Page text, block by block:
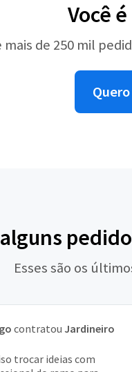
Você
mais de 250 mil
Esses são os
contratou Jardineiro
trocar ideias com